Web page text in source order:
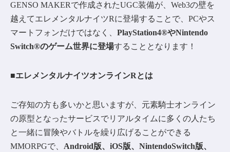
GENSO MAKERで作成されたUGC装備が、Web3の壁を
越えてエレメンタルナイツRに登場することで、PCやス
マートフォンだけではなく、 PlayStation4®やNintendo
Switch®のゲーム世界に登場することとなります！
■エレメンタルナイツオンラインRとは
ご存知の方も多いかと思いますが、元素騎士オンライン
の原型となったサービスでリアルタイムに多くの人たち
と一緒に冒険やバトルを繰り広げることができる
MMORPGで、 Android版、iOS版、NintendoSwitch版、